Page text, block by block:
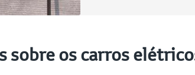
sobre os carros